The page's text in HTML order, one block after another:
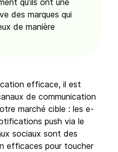
qu’ils ont une
des marques qui
de manière
efficace, il est
de communication
marché cible : les e-
push via le
sociaux sont des
efficaces pour toucher